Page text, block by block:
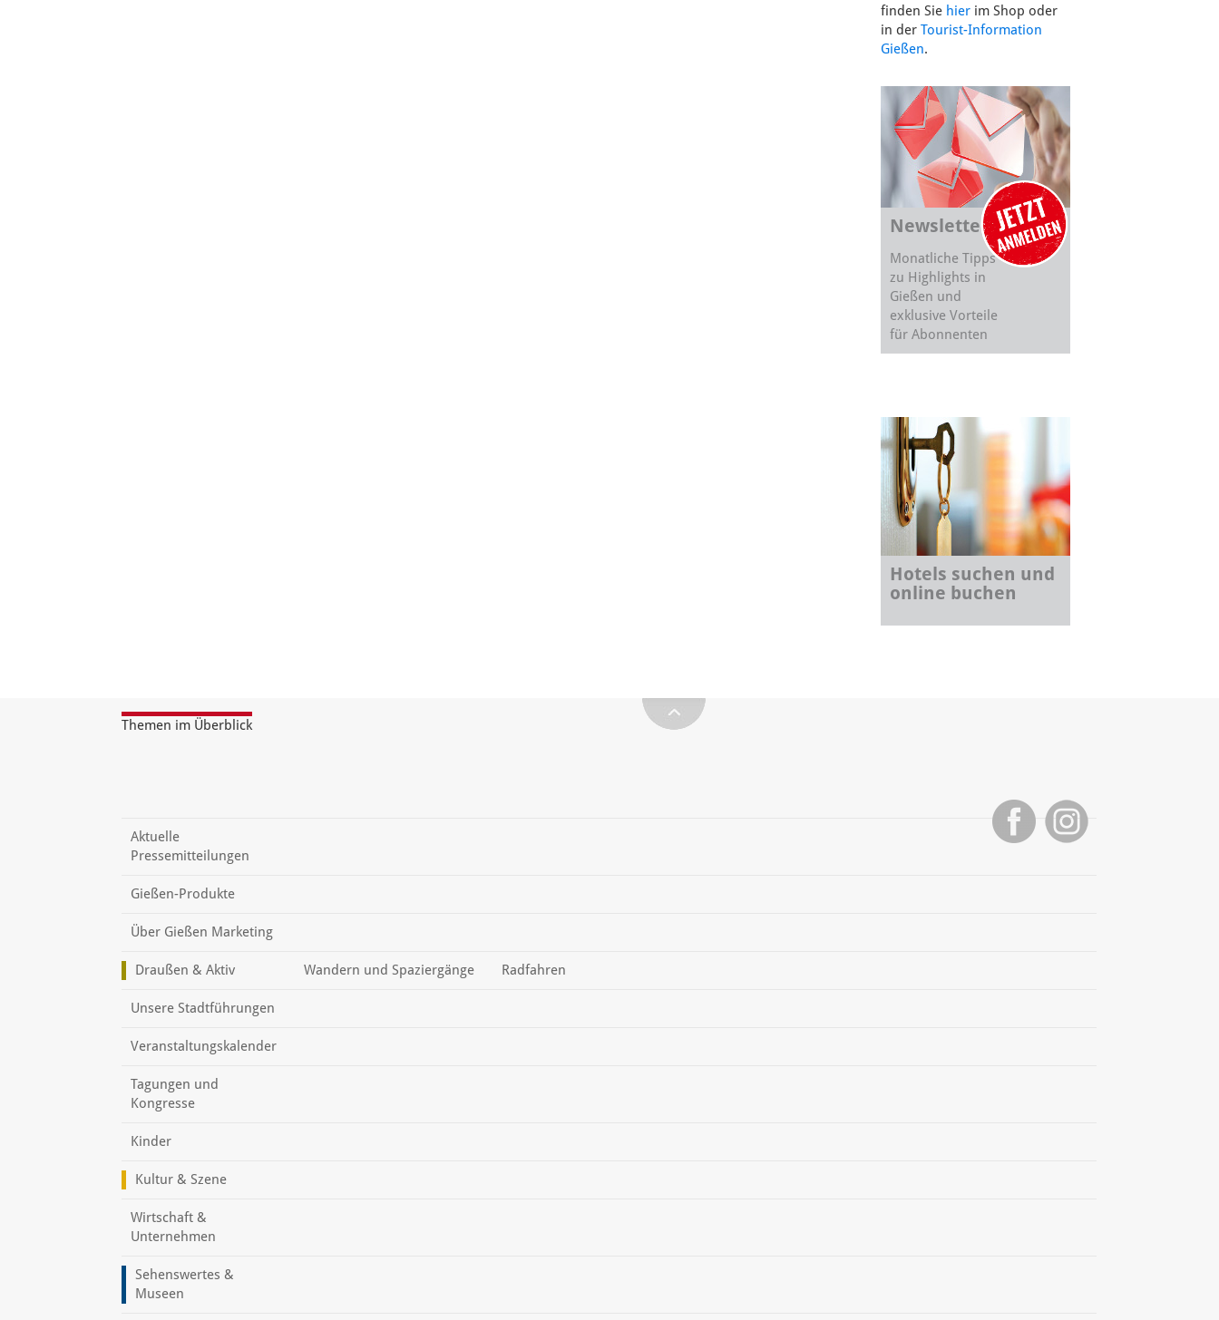
finden Sie hierim Shop oder
in der Tourist-Information
Gießen.
Newsletter
Monatliche Tipps
zu Highlights in
Gießen und
exklusive Vorteile
für Abonnenten
Hotels suchen und
online buchen
Themen im Überblick
Aktuelle
Pressemitteilungen
Gießen-Produkte
Über Gießen Marketing
Draußen & Aktiv Wandern und Spaziergänge Radfahren
Unsere Stadtführungen
Veranstaltungskalender
Tagungen und
Kongresse
Kinder
Kultur & Szene
Wirtschaft &
Unternehmen
Sehenswertes &
Museen